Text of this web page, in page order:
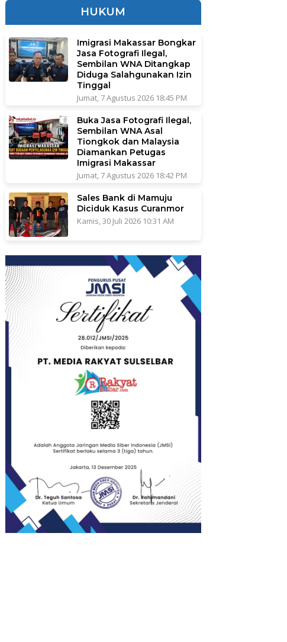
HUKUM
Imigrasi Makassar Bongkar
Jasa Fotografi Ilegal,
Sembilan WNA Ditangkap
Diduga Salahgunakan Izin
Tinggal
Jumat, 7 Agustus 2026 18:45 PM
Buka Jasa Fotografi Ilegal,
Sembilan WNA Asal
Tiongkok dan Malaysia
Diamankan Petugas
Imigrasi Makassar
Jumat, 7 Agustus 2026 18:42 PM
Sales Bank di Mamuju
Diciduk Kasus Curanmor
Kamis, 30 Juli 2026 10:31 AM